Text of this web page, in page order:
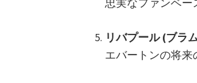
忠実なファンベー
リバプール (ブラ
エバートンの将